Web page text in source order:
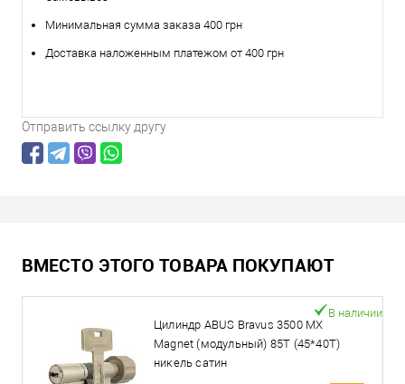
Минимальная сумма заказа 400 грн
Доставка наложенным платежом от 400 грн
Отправить ссылку другу
ВМЕСТО ЭТОГО ТОВАРА ПОКУПАЮТ
Цилиндр ABUS Bravus 3500 MX
Magnet (модульный) 85T (45*40T)
никель сатин
В наличии